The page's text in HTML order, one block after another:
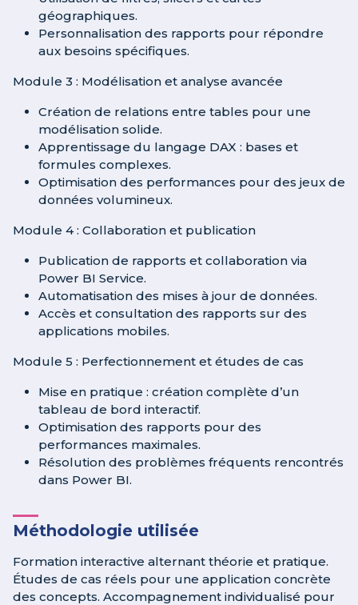
géographiques.
Personnalisation des rapports pour répondre
aux besoins spécifiques.
Module 3 : Modélisation et analyse avancée
Création de relations entre tables pour une
modélisation solide.
Apprentissage du langage DAX : bases et
formules complexes.
Optimisation des performances pour des jeux de
données volumineux.
Module 4 : Collaboration et publication
Publication de rapports et collaboration via
Power BI Service.
Automatisation des mises à jour de données.
Accès et consultation des rapports sur des
applications mobiles.
Module 5 : Perfectionnement et études de cas
Mise en pratique : création complète d’un
tableau de bord interactif.
Optimisation des rapports pour des
performances maximales.
Résolution des problèmes fréquents rencontrés
dans Power BI.
Méthodologie utilisée
Formation interactive alternant théorie et pratique.
Études de cas réels pour une application concrète
des concepts. Accompagnement individualisé pour